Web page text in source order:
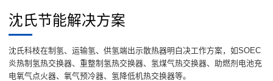
沈氏节能解决方案
沈氏科枝在制氢、运输氢、供氢端出示散热器明白决工作方案，如SOEC
炎热制氢热交换器、重整制氢热交换器、氢煤气热交换器、助燃剂电池充
电氧气点火器、氧气预冷器、氢降低机热交换器等。